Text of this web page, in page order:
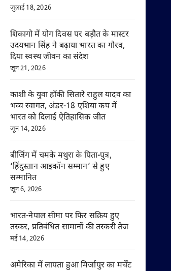
जुलाई 18, 2026
शिकागो में योग दिवस पर बड़ौत के मास्टर
उदयभान सिंह ने बढ़ाया भारत का गौरव,
दिया स्वस्थ जीवन का संदेश
जून 21, 2026
काशी के युवा हॉकी सितारे राहुल यादव का
भव्य स्वागत, अंडर-18 एशिया कप में
भारत को दिलाई ऐतिहासिक जीत
जून 14, 2026
बीजिंग में चमके मथुरा के पिता-पुत्र,
‘हिंदुस्तान आइकॉन सम्मान’ से हुए
सम्मानित
जून 6, 2026
भारत-नेपाल सीमा पर फिर सक्रिय हुए
तस्कर, प्रतिबंधित सामानों की तस्करी तेज
मई 14, 2026
अमेरिका में लापता हुआ मिर्जापुर का मर्चेंट